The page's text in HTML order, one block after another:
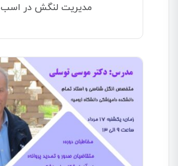
مدیریت لنگش در اسب